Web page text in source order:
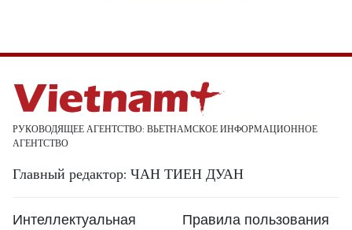
РУКОВОДЯЩЕЕ АГЕНТСТВО: ВЬЕТНАМСКОЕ ИНФОРМАЦИОННОЕ
АГЕНТСТВО
Главный редактор: ЧАН ТИЕН ДУАН
Интеллектуальная
Правила пользования